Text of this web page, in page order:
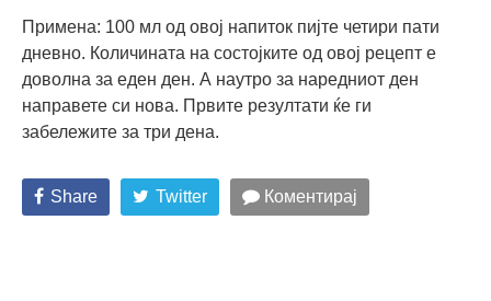
Примена: 100 мл од овој напиток пијте четири пати
дневно. Количината на состојките од овој рецепт е
доволна за еден ден. А наутро за наредниот ден
направете си нова. Првите резултати ќе ги
забележите за три дена.
Share Twitter Коментирај